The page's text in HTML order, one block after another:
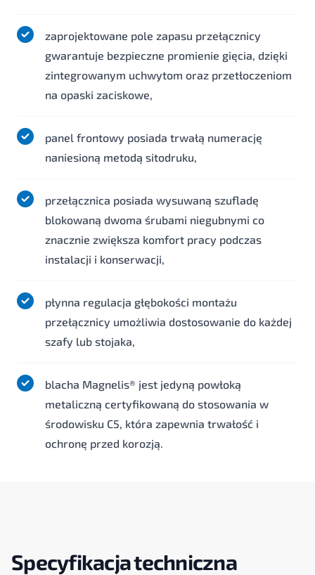
zaprojektowane pole zapasu przełącznicy
gwarantuje bezpieczne promienie gięcia, dzięki
zintegrowanym uchwytom oraz przetłoczeniom
na opaski zaciskowe,
panel frontowy posiada trwałą numerację
naniesioną metodą sitodruku,
przełącznica posiada wysuwaną szufladę
blokowaną dwoma śrubami niegubnymi co
znacznie zwiększa komfort pracy podczas
instalacji i konserwacji,
płynna regulacja głębokości montażu
przełącznicy umożliwia dostosowanie do każdej
szafy lub stojaka,
blacha Magnelis® jest jedyną powłoką
metaliczną certyfikowaną do stosowania w
środowisku C5, która zapewnia trwałość i
ochronę przed korozją.
Specyfikacja techniczna